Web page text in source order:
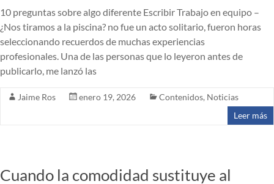
10 preguntas sobre algo diferente Escribir Trabajo en equipo –
¿Nos tiramos a la piscina? no fue un acto solitario, fueron horas
seleccionando recuerdos de muchas experiencias
profesionales. Una de las personas que lo leyeron antes de
publicarlo, me lanzó las
Jaime Ros enero 19, 2026 Contenidos, Noticias
Leer más
Cuando la comodidad sustituye al